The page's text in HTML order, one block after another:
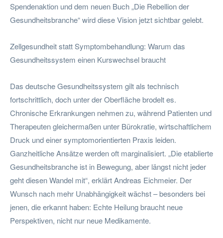
Spendenaktion und dem neuen Buch „Die Rebellion der
Gesundheitsbranche“ wird diese Vision jetzt sichtbar gelebt.
Zellgesundheit statt Symptombehandlung: Warum das
Gesundheitssystem einen Kurswechsel braucht
Das deutsche Gesundheitssystem gilt als technisch
fortschrittlich, doch unter der Oberfläche brodelt es.
Chronische Erkrankungen nehmen zu, während Patienten und
Therapeuten gleichermaßen unter Bürokratie, wirtschaftlichem
Druck und einer symptomorientierten Praxis leiden.
Ganzheitliche Ansätze werden oft marginalisiert. „Die etablierte
Gesundheitsbranche ist in Bewegung, aber längst nicht jeder
geht diesen Wandel mit“, erklärt Andreas Eichmeier. Der
Wunsch nach mehr Unabhängigkeit wächst – besonders bei
jenen, die erkannt haben: Echte Heilung braucht neue
Perspektiven, nicht nur neue Medikamente.